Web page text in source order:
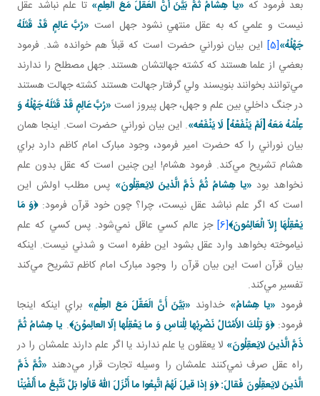
بعد فرمود که «يا هِشامُ ثُمَّ بَيَّنَ أَنَّ الَعَقّلَ مَعَ العِلْمِ» تا علم نباشد عقل
نيست و علمي که به عقل منتهي نشود جهل است «رُبَّ عَالِمٍ قَدْ قَتَلَهُ
جَهْلُهُ»[5]
اين بيان نوراني حضرت است که قبلاً هم خوانده شد. فرمود
بعضي از علما هستند که کشته جهالتشان هستند. جهل مصطلح را ندارند
مي‌توانند بخوانند بنويسند ولي گرفتار جهالت‌ هستند کشته جهالت‌ هستند
در جنگ داخلي بين علم و جهل، جهل پيروز است «رُبَّ عَالِمٍ قَدْ قَتَلَهُ جَهْلُهُوَ
عِلْمُهُ مَعَهُ [لَمْ يَنْفَعْهُ‏] لَا يَنْفَعُه‏». اين بيان نوراني حضرت است. اينجا همان
بيان نوراني را که حضرت امير فرمود، وجود مبارک امام کاظم دارد براي
هشام تشريح مي‌کند. فرمود هشام! اين چنين است که عقل بدون علم
نخواهد بود «يا هِشامُ ثُمَّ ذَمَّ الَّذينَ لايَعقِلُونَ» پس مطلب اولش اين
است که اگر علم نباشد عقل نيست، چرا؟ چون خود قرآن فرمود:﴿وَ مَا
يَعْقِلُهَا إِلاّ الْعَالِمُونَ﴾[6] جز عالم کسي عاقل نمي‌شود. پس کسي که علم
نياموخته بخواهد وارد عقل بشود اين طفره است و شدني نيست. اينکه
بيان قرآن است اين بيان قرآن را وجود مبارک امام کاظم تشريح مي‌کند
تفسير مي‌کند.
فرمود «يا هِشامُ» خداوند «بَيَّنَ أَنَّ الَعَقّلَ مَعَ العِلْمِ» براي اينکه اينجا
فرمود:﴿وَ تِلْكَ الأَمْثالُ نَضْرِبُها لِلْناسِ وَ ما يَعْقِلُها إلّا العالِموُنَ﴾. يا هِشامُ ثُمَّ
ذَمَّ الَّذينَ لايَعقِلُونَ» لا يعقلون يا علم ندارند يا اگر علم دارند علمشان را در
راه عقل صرف نمي‌کنند علمشان را وسيله تجارت قرار مي‌دهند «ثُمَّ ذَمَّ
الَّذينَ لايَعقِلُونَ فَقالَ: ﴿وَ إذا قيلَ لَهُمُ اتَّبِعُوا ما أَنْزَلَ اللّهُ قالُوا بَلْ نَتَّبِعُ ما أَلْفْيَنْا